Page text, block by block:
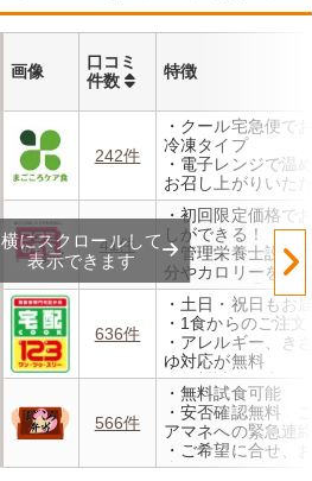
画像
口コミ
件数
特徴
242件
・クール宅急便で
冷凍タイプ
・電子レンジで温
お召し上がりいただ
・メニューの組み
理栄養士にお任せ
・定期は通常価格
んと20％OFF！
41件
・初回限定価格で
しができる！
・管理栄養士設計
分やカロリーを賢く
・レンジで温めるだ
使わず安全で片付
・豊富な献立で毎
飽きることなく楽
636件
・土日・祝日もお届
・1食からのご注文
・アレルギー、き
ゆ対応が無料
・無料試食・安否
対応あり
566件
・無料試食可能
・安否確認無料 ご
アマネへの緊急連絡
・ご希望に合せ、
食、アレルギーに無
横にスクロールして
表示できます